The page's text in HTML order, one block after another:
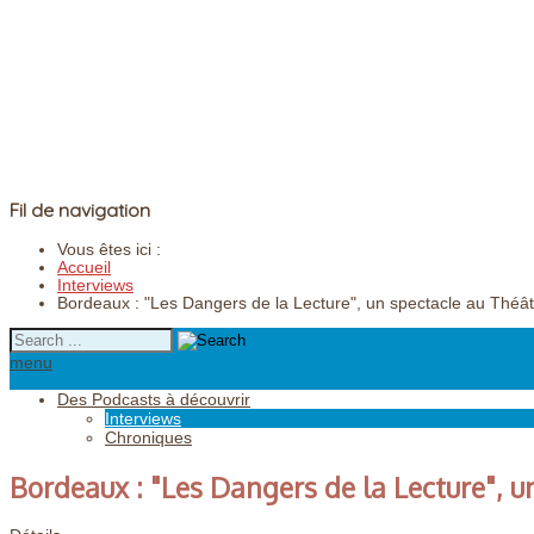
Fil de navigation
Vous êtes ici :
Accueil
Interviews
Bordeaux : "Les Dangers de la Lecture", un spectacle au
menu
Des Podcasts à découvrir
Interviews
Chroniques
Bordeaux : "Les Dangers de la Lecture",